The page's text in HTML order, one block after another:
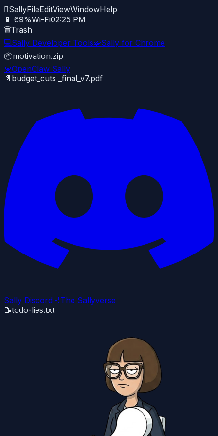
SallyFileEditViewWindowHelp
🔋 69%Wi-Fi02:25 PM
🗑️Trash
💻Sally Developer Tools🧩Sally for Chrome
📦motivation.zip
🦀OpenClaw Sally
📄 budget_cuts _final_v7.pdf
Sally Discord🌌The Sallyverse
📝todo-lies.txt